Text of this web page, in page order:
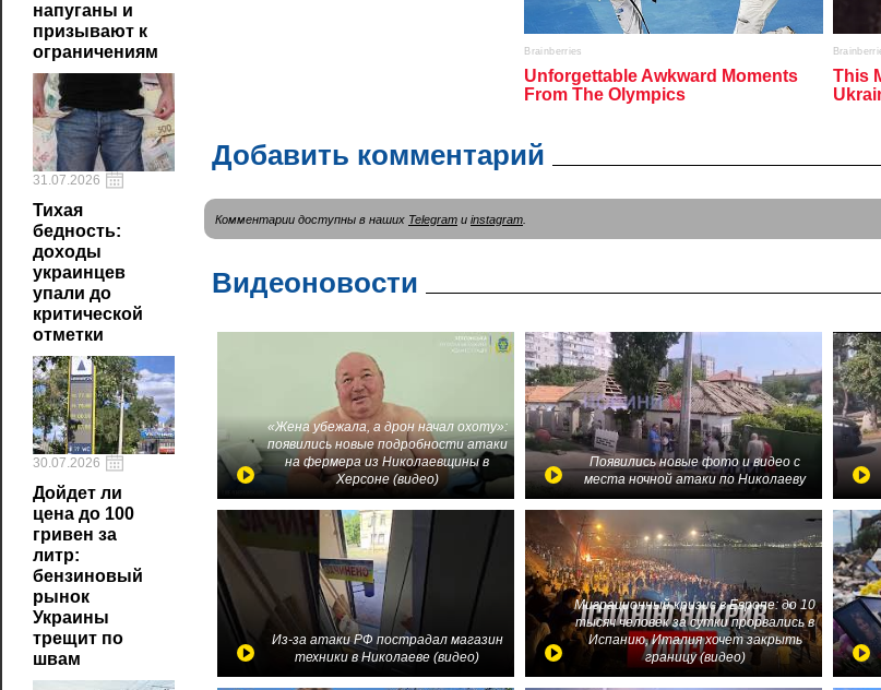
напуганы и
призывают к
ограничениям
31.07.2026
Тихая
бедность:
доходы
украинцев
упали до
критической
отметки
30.07.2026
Дойдет ли
цена до 100
гривен за
литр:
бензиновый
рынок
Украины
трещит по
швам
Добавить комментарий
Комментарии доступны в наших Telegram и instagram
Видеоновости
«Жена убежала, а дрон начал охоту»:
появились новые подробности атаки
на фермера из Николаевщины в
Херсоне (видео)
Появились новые фото и видео с
места ночной атаки по Николаеву
Из-за атаки РФ пострадал магазин
техники в Николаеве (видео)
Миграционный кризис в Европе: до 10
тысяч человек за сутки прорвались в
Испанию, Италия хочет закрыть
границу (видео)